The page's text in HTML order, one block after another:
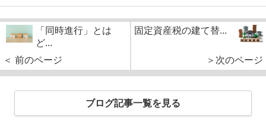
「同時進行」とは
ど...
＜ 前のページ
固定資産税の建て替...
＞次のページ
ブログ記事一覧を見る